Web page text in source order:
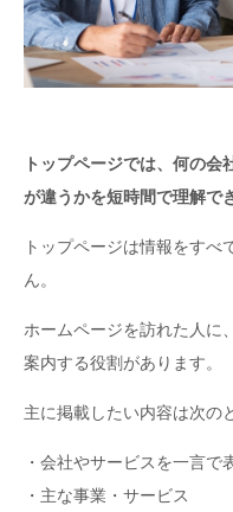
トップページでは、何の会
が違うかを短時間で理解で
トップページは情報をす
ん。
ホームページを訪れた人に
案内する役割があります。
主に掲載したい内容は次の
・会社やサービスを一言で
・主な事業・サービス